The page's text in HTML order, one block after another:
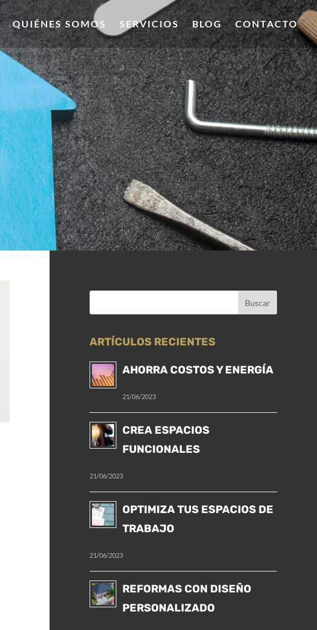
QUIÉNES SOMOS SERVICIOS BLOG CONTACTO
ARTÍCULOS RECIENTES
AHORRA COSTOS Y ENERGÍA
21/06/2023
CREA ESPACIOS
FUNCIONALES
21/06/2023
OPTIMIZA TUS ESPACIOS DE
TRABAJO
21/06/2023
REFORMAS CON DISEÑO
PERSONALIZADO